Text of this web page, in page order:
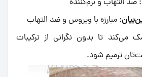
: ضد التهاب و نرم‌کننده
: مبارزه با ویروس و ضد التهاب
می‌کند تا بدون نگرانی از ترکیبات
ترمیم شود.